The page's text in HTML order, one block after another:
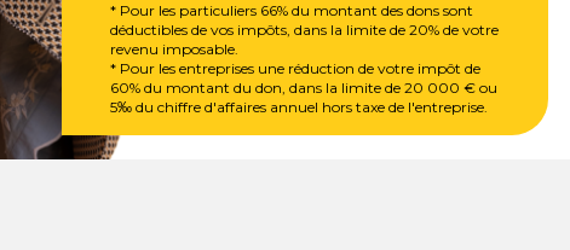
* Pour les particuliers 66% du montant des dons sont
déductibles de vos impôts, dans la limite de 20% de votre
revenu imposable.
* Pour les entreprises une réduction de votre impôt de
60% du montant du don, dans la limite de 20 000 € ou
5‰ du chiffre d'affaires annuel hors taxe de l'entreprise.